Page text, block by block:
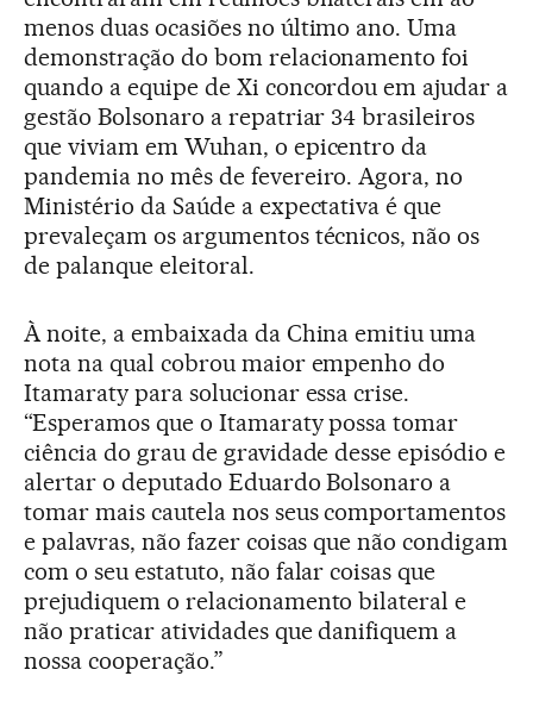
menos duas ocasiões no último ano. Uma
demonstração do bom relacionamento foi
quando a equipe de Xi concordou em ajudar a
gestão Bolsonaro a repatriar 34 brasileiros
que viviam em Wuhan, o epicentro da
pandemia no mês de fevereiro. Agora, no
Ministério da Saúde a expectativa é que
prevaleçam os argumentos técnicos, não os
de palanque eleitoral.
À noite, a embaixada da China emitiu uma
nota na qual cobrou maior empenho do
Itamaraty para solucionar essa crise.
“Esperamos que o Itamaraty possa tomar
ciência do grau de gravidade desse episódio e
alertar o deputado Eduardo Bolsonaro a
tomar mais cautela nos seus comportamentos
e palavras, não fazer coisas que não condigam
com o seu estatuto, não falar coisas que
prejudiquem o relacionamento bilateral e
não praticar atividades que danifiquem a
nossa cooperação.”